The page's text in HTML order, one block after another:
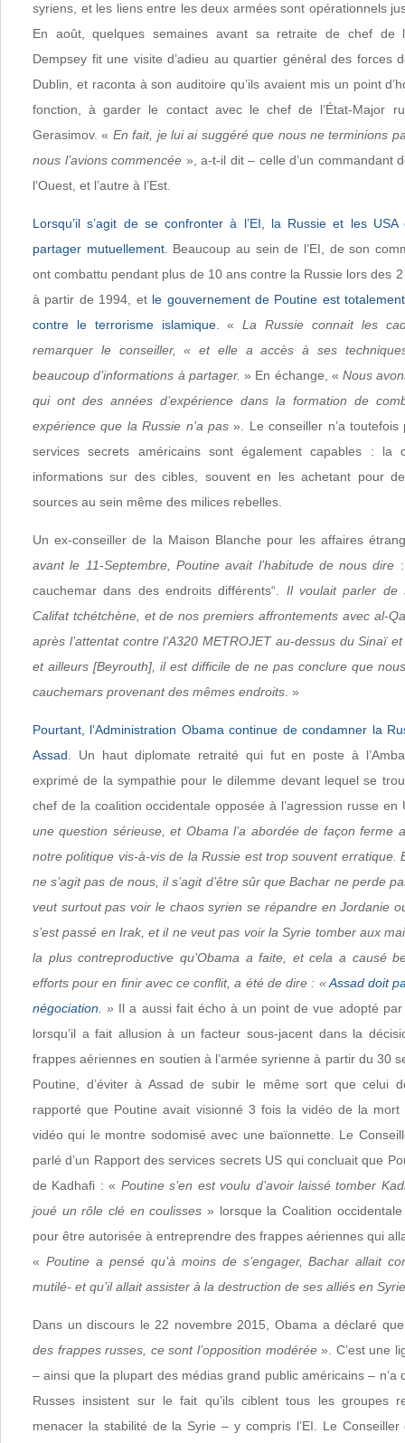
syriens, et les liens entre les deux armées sont opérationnels
En août, quelques semaines avant sa retraite de chef de
Dempsey fit une visite d’adieu au quartier général des forces
Dublin, et raconta à son auditoire qu’ils avaient mis un point
fonction, à garder le contact avec le chef de l’État-Major
Gerasimov. « En fait, je lui ai suggéré que nous ne terminions
nous l’avions commencée », a-t-il dit – celle d’un commandant
l’Ouest, et l’autre à l’Est.
Lorsqu’il s’agit de se confronter à l’EI, la Russie et les
partager mutuellement. Beaucoup au sein de l’EI, de son
ont combattu pendant plus de 10 ans contre la Russie lors des
à partir de 1994, et le gouvernement de Poutine est
contre le terrorisme islamique. «La Russie connait les
remarquer le conseiller, « et elle a accès à ses
beaucoup d’informations à partager. » En échange, «Nous
qui ont des années d’expérience dans la formation de
expérience que la Russie n’a pas ». Le conseiller n’a
services secrets américains sont également capables : la
informations sur des cibles, souvent en les achetant pour
sources au sein même des milices rebelles.
Un ex-conseiller de la Maison Blanche pour les affaires
avant le 11-Septembre, Poutine avait l’habitude de nous dire
cauchemar dans des endroits différents“. Il voulait parler de
Califat tchétchène, et de nos premiers affrontements avec al-
après l’attentat contre l’A320 METROJET au-dessus du Sinaï
et ailleurs [Beyrouth], il est difficile de ne pas conclure que
cauchemars provenant des mêmes endroits . »
Pourtant, l’Administration Obama continue de condamner la
Assad . Un haut diplomate retraité qui fut en poste à
exprimé de la sympathie pour le dilemme devant lequel se
chef de la coalition occidentale opposée à l’agression russe
une question sérieuse, et Obama l’a abordée de façon ferme
notre politique vis-à-vis de la Russie est trop souvent erratique.
ne s’agit pas de nous, il s’agit d’être sûr que Bachar ne perde
veut surtout pas voir le chaos syrien se répandre en Jordanie
s’est passé en Irak, et il ne veut pas voir la Syrie tomber aux
la plus contreproductive qu’Obama a faite, et cela a causé
efforts pour en finir avec ce conflit, a été de dire : «Assad doit
négociation.» Il a aussi fait écho à un point de vue adopté
lorsqu’il a fait allusion à un facteur sous-jacent dans la
frappes aériennes en soutien à l’armée syrienne à partir du 30
Poutine, d’éviter à Assad de subir le même sort que celui
rapporté que Poutine avait visionné 3 fois la vidéo de la
vidéo qui le montre sodomisé avec une baïonnette. Le
parlé d’un Rapport des services secrets US qui concluait que
de Kadhafi : « Poutine s’en est voulu d’avoir laissé tomber
joué un rôle clé en coulisses » lorsque la Coalition
pour être autorisée à entreprendre des frappes aériennes qui
« Poutine a pensé qu’à moins de s’engager, Bachar allait
mutilé- et qu’il allait assister à la destruction de ses alliés en
Dans un discours le 22 novembre 2015, Obama a déclaré
des frappes russes, ce sont l’opposition modérée». C’est une
– ainsi que la plupart des médias grand public américains – n’a
Russes insistent sur le fait qu’ils ciblent tous les groupes
menacer la stabilité de la Syrie – y compris l’EI. Le